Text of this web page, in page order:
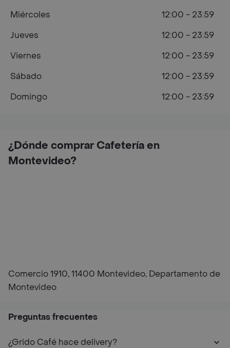
¿Dónde comprar Cafetería en
Montevideo?
Comercio 1910, 11400 Montevideo, Departamento de
Montevideo
Miércoles
12:00 - 23:59
Jueves
12:00 - 23:59
Viernes
12:00 - 23:59
Sábado
12:00 - 23:59
Domingo
12:00 - 23:59
Preguntas frecuentes
¿Grido Café hace delivery?